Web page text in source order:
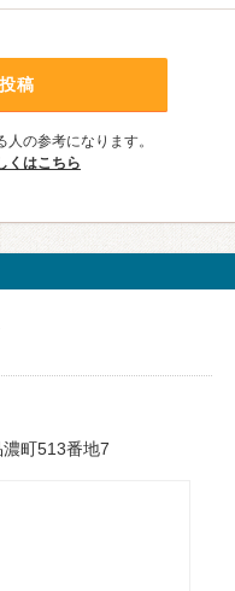
稿
の参考になります。
くはこちら
町513番地7